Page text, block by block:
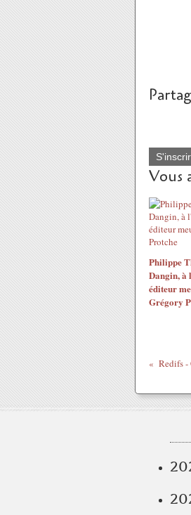
Vous
Philippe
Dangin, à
éditeur
Grégory